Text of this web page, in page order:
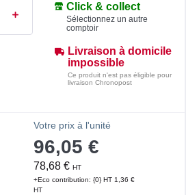
Click & collect
Sélectionnez un autre
comptoir
Livraison à domicile
impossible
Ce produit n'est pas éligible pour
livraison Chronopost
Votre prix à l'unité
96,05 €
78,68 € HT
+Eco contribution: {0} HT 1,36 €
HT